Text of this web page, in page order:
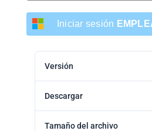
Iniciar sesión
Versión
Descargar
Tamaño del archivo